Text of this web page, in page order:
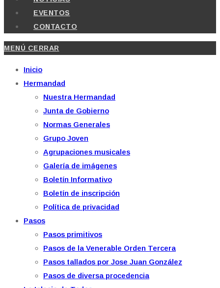
EVENTOS
CONTACTO
MENÚ CERRAR
Inicio
Hermandad
Nuestra Hermandad
Junta de Gobierno
Normas Generales
Grupo Joven
Agrupaciones musicales
Galería de imágenes
Boletín Informativo
Boletín de inscripción
Política de privacidad
Pasos
Pasos primitivos
Pasos de la Venerable Orden Tercera
Pasos tallados por Jose Juan González
Pasos de diversa procedencia